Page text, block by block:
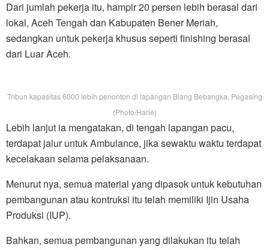
Dari jumlah pekerja itu, hampir 20 persen lebih berasal dari
lokal, Aceh Tengah dan Kabupaten Bener Meriah,
sedangkan untuk pekerja khusus seperti finishing berasal
dari Luar Aceh.
Tribun kapasitas 6000 lebih penonton di lapangan Blang Bebangka, Pegasing
(Photo/Harie)
Lebih lanjut ia mengatakan, di tengah lapangan pacu,
terdapat jalur untuk Ambulance, jika sewaktu waktu terdapat
kecelakaan selama pelaksanaan.
Menurut nya, semua material yang dipasok untuk kebutuhan
pembangunan atau kontruksi itu telah memiliki Ijin Usaha
Produksi (IUP).
Bahkan, semua pembangunan yang dilakukan itu telah